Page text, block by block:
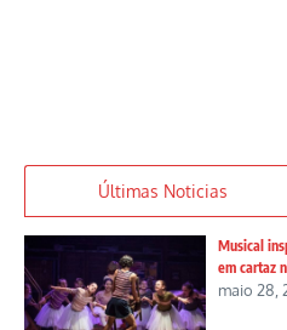
Últimas Noticias
Musical
em cartaz
maio 28,